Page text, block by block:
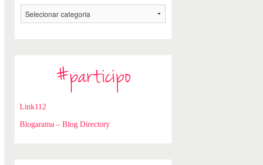
#participo
Link112
Blogarama – Blog Directory